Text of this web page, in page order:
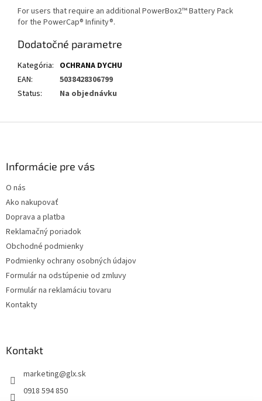
For users that require an additional PowerBox2™ Battery Pack
for the PowerCap® Infinity®.
Dodatočné parametre
Kategória: OCHRANA DYCHU
EAN:
5038428306799
Status: Na objednávku
Informácie pre vás
O nás
Ako nakupovať
Doprava a platba
Reklamačný poriadok
Obchodné podmienky
Podmienky ochrany osobných údajov
Formulár na odstúpenie od zmluvy
Formulár na reklamáciu tovaru
Kontakty
Kontakt
marketing@glx.sk
0918 594 850